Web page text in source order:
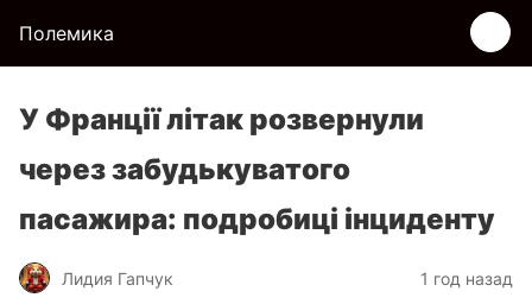
Полемика
У Франції літак розвернули
через забудькуватого
пасажира: подробиці інциденту
Лидия Гапчук 1 год назад